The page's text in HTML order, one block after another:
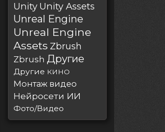
Unity Unity Assets
Unreal Engine
Unreal Engine
Assets Zbrush
Zbrush Другие
Другие КИНО
Монтаж видео
Нейросети ИИ
Фото/Видео